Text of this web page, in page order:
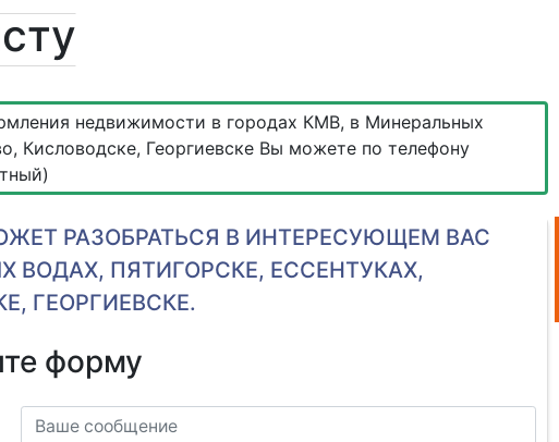
недвижимости в городах КМВ, в Минеральных
Кисловодске, Георгиевске Вы можете по телефону
РАЗОБРАТЬСЯ В ИНТЕРЕСУЮЩЕМ ВАС
ПЯТИГОРСКЕ, ЕССЕНТУКАХ,
ГЕОРГИЕВСКЕ.
форму